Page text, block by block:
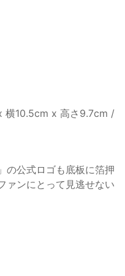
横10.5cm x 高さ9.7cm /
の公式ロゴも底板に箔押
ァンにとって見逃せない